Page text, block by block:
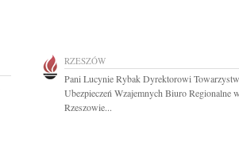
RZESZÓW
Pani Lucynie Rybak Dyrektorowi
Ubezpieczeń Wzajemnych Biuro Regionalne w
Rzeszowie...